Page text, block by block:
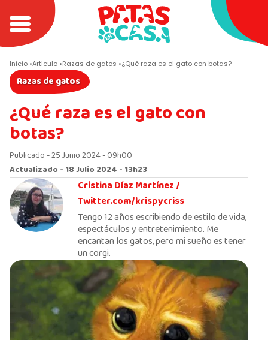
Inicio Articulo Razas de gatos ¿Qué raza es el gato con botas?
Razas de gatos
¿Qué raza es el gato con
botas?
Publicado - 25 Junio 2024 - 09h00
Actualizado - 18 Julio 2024 - 13h23
Cristina Díaz Martínez /
Twitter.com/krispycriss
Tengo 12 años escribiendo de estilo de vida,
espectáculos y entretenimiento. Me
encantan los gatos, pero mi sueño es tener
un corgi.